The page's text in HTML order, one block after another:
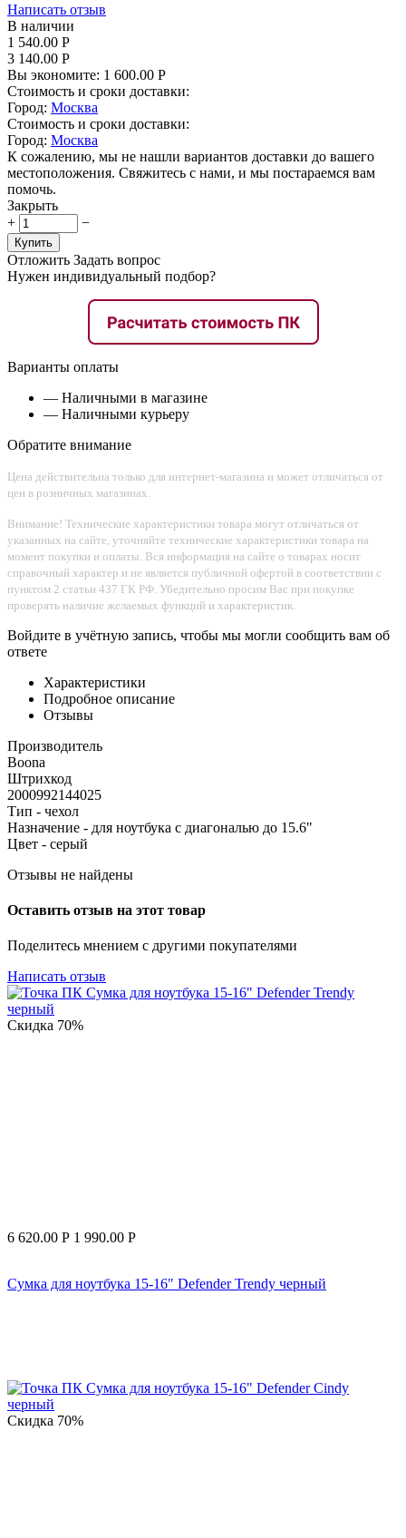
Написать отзыв
В наличии
1 540.00 Р
3 140.00 Р
Вы экономите: 1 600.00 Р
Стоимость и сроки доставки:
Город: Москва
Стоимость и сроки доставки:
Город: Москва
К сожалению, мы не нашли вариантов доставки до вашего
местоположения. Свяжитесь с нами, и мы постараемся вам
помочь.
Закрыть
+
−
Купить
Отложить Задать вопрос
Нужен индивидуальный подбор?
Варианты оплаты
— Наличными в магазине
— Наличными курьеру
Обратите внимание
Цена действительна только для интернет-магазина и может отличаться от
цен в розничных магазинах.
Внимание! Технические характеристики товара могут отличаться от
указанных на сайте, уточняйте технические характеристики товара на
момент покупки и оплаты. Вся информация на сайте о товарах носит
справочный характер и не является публичной офертой в соответствии с
пунктом 2 статьи 437 ГК РФ. Убедительно просим Вас при покупке
проверять наличие желаемых функций и характеристик.
Войдите в учётную запись, чтобы мы могли сообщить вам об
ответе
Характеристики
Подробное описание
Отзывы
Производитель
Boona
Штрихкод
2000992144025
Тип - чехол
Назначение - для ноутбука с диагональю до 15.6"
Цвет - серый
Отзывы не найдены
Оставить отзыв на этот товар
Поделитесь мнением с другими покупателями
Написать отзыв
Скидка 70%
6 620.00 Р 1 990.00 Р
Сумка для ноутбука 15-16" Defender Trendy черный
Скидка 70%